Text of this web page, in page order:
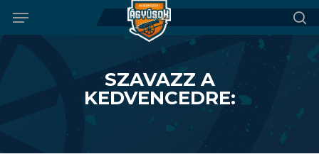
main
Menu
SZAVAZZ A
KEDVENCEDRE: